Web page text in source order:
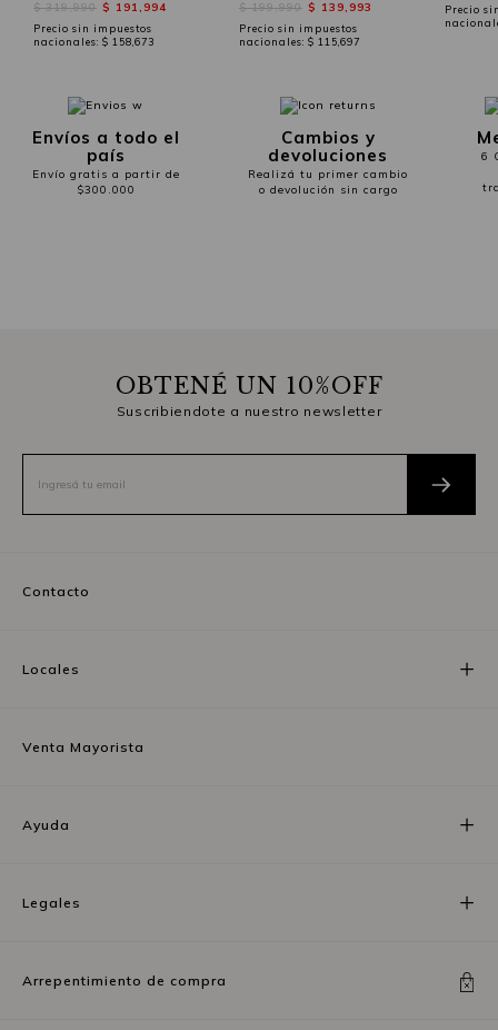
$ 319,990 $ 191,994
Precio sin impuestos
nacionales: $ 158,673
$ 199,990 $ 139,993
Precio sin impuestos
nacionales: $ 115,697
Precio
Envíos a todo el
país
Envío gratis a partir de
$300.000
Cambios y
devoluciones
Realizá tu primer cambio
o devolución sin cargo
6
OBTENÉ UN 10%OFF
Suscribiendote a nuestro newsletter
Contacto
Locales
Venta Mayorista
Ayuda
Legales
Arrepentimiento de compra